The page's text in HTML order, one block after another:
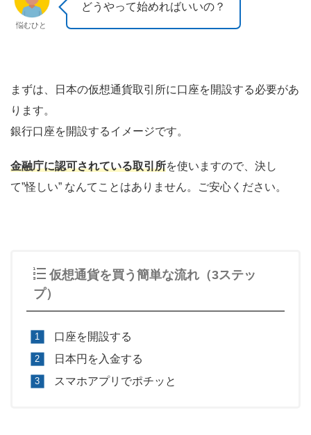
悩むひと
どうやって始めればいいの？
まずは、日本の仮想通貨取引所に口座を開設する必要があ
ります。
銀行口座を開設するイメージです。
金融庁に認可されている取引所を使いますので、決し
て”怪しい” なんてことはありません。ご安心ください。
仮想通貨を買う簡単な流れ（3ステッ
プ）
口座を開設する
日本円を入金する
スマホアプリでポチッと